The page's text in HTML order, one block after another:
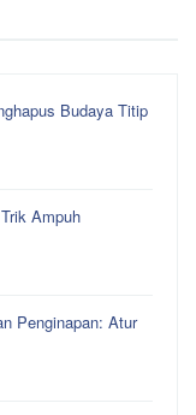
Budaya Titip
Ampuh
Penginapan: Atur